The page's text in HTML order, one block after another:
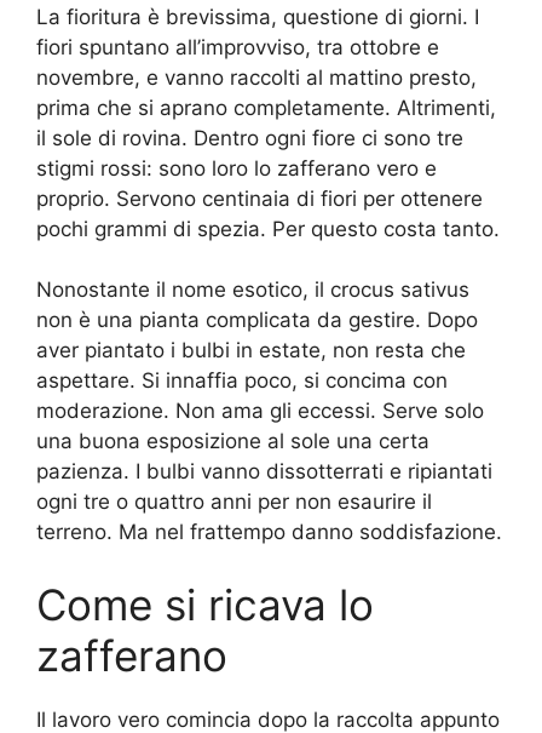
La fioritura è brevissima, questione di giorni. I
fiori spuntano all’improvviso, tra ottobre e
novembre, e vanno raccolti al mattino presto,
prima che si aprano completamente. Altrimenti,
il sole di rovina. Dentro ogni fiore ci sono tre
stigmi rossi: sono loro lo zafferano vero e
proprio. Servono centinaia di fiori per ottenere
pochi grammi di spezia. Per questo costa tanto.
Nonostante il nome esotico, il crocus sativus
non è una pianta complicata da gestire. Dopo
aver piantato i bulbi in estate, non resta che
aspettare. Si innaffia poco, si concima con
moderazione. Non ama gli eccessi. Serve solo
una buona esposizione al sole una certa
pazienza. I bulbi vanno dissotterrati e ripiantati
ogni tre o quattro anni per non esaurire il
terreno. Ma nel frattempo danno soddisfazione.
Come si ricava lo
zafferano
Il lavoro vero comincia dopo la raccolta appunto